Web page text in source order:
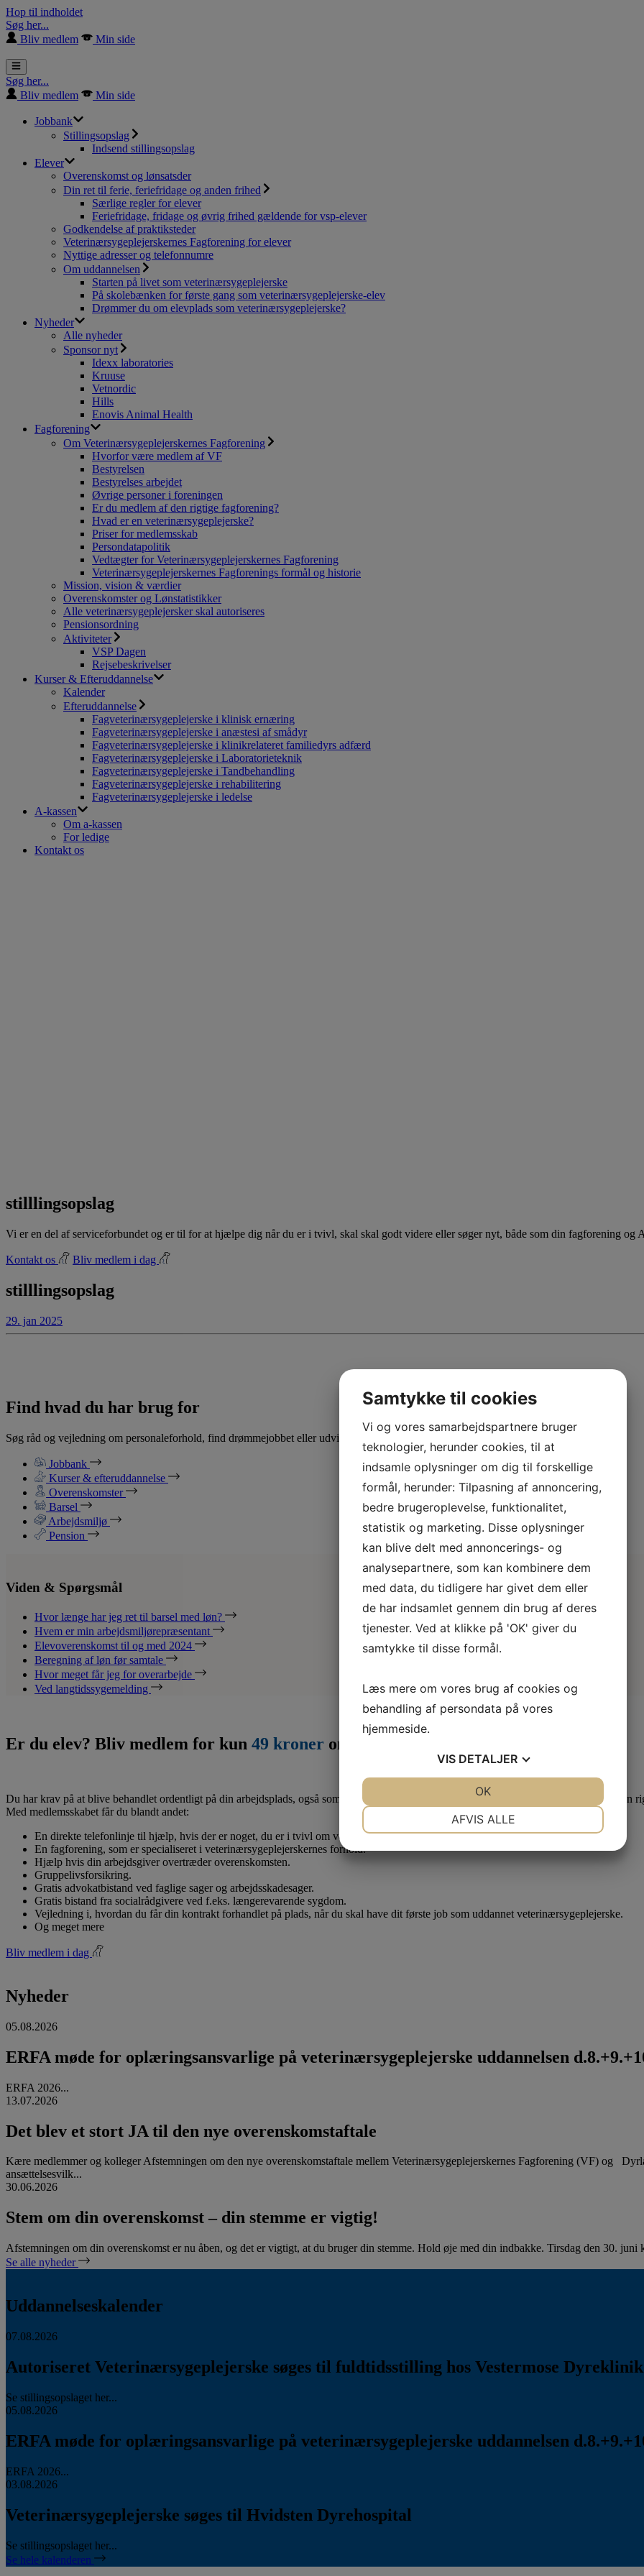
Hop til indholdet
Søg her...
Bliv medlem
Min side
Søg her...
Bliv medlem
Min side
Jobbank
Stillingsopslag
Indsend stillingsopslag
Elever
Overenskomst og lønsatsder
Din ret til ferie, feriefridage og anden frihed
Særlige regler for elever
Feriefridage, fridage og øvrig frihed gældende for vsp-elever
Godkendelse af praktiksteder
Veterinærsygeplejerskernes Fagforening for elever
Nyttige adresser og telefonnumre
Om uddannelsen
Starten på livet som veterinærsygeplejerske
På skolebænken for første gang som veterinærsygeplejerske-elev
Drømmer du om elevplads som veterinærsygeplejerske?
Nyheder
Alle nyheder
Sponsor nyt
Idexx laboratories
Kruuse
Vetnordic
Hills
Enovis Animal Health
Fagforening
Om Veterinærsygeplejerskernes Fagforening
Hvorfor være medlem af VF
Bestyrelsen
Bestyrelses arbejdet
Øvrige personer i foreningen
Er du medlem af den rigtige fagforening?
Hvad er en veterinærsygeplejerske?
Priser for medlemsskab
Persondatapolitik
Vedtægter for Veterinærsygeplejerskernes Fagforening
Veterinærsygeplejerskernes Fagforenings formål og historie
Mission, vision & værdier
Overenskomster og Lønstatistikker
Alle veterinærsygeplejersker skal autoriseres
Pensionsordning
Aktiviteter
VSP Dagen
Rejsebeskrivelser
Kurser & Efteruddannelse
Kalender
Efteruddannelse
Fagveterinærsygeplejerske i klinisk ernæring
Fagveterinærsygeplejerske i anæstesi af smådyr
Fagveterinærsygeplejerske i klinikrelateret familiedyrs adfærd
Fagveterinærsygeplejerske i Laboratorieteknik
Fagveterinærsygeplejerske i Tandbehandling
Fagveterinærsygeplejerske i rehabilitering
Fagveterinærsygeplejerske i ledelse
A-kassen
Om a-kassen
For ledige
Kontakt os
stilllingsopslag
Vi er en del af serviceforbundet og er til for at hjælpe dig når du er i tvivl, skal skal godt videre eller søger nyt, både som din fagforening og
Kontakt os Bliv medlem i dag
stilllingsopslag
29. jan 2025
Find hvad du har brug for
Søg råd og vejledning om personaleforhold, find drømmejobbet eller udvid din viden med specialiserede kurser.
Jobbank
Kurser & efteruddannelse
Overenskomster
Barsel
Arbejdsmiljø
Pension
Viden & Spørgsmål
Hvor længe har jeg ret til barsel med løn?
Hvem er min arbejdsmiljørepræsentant
Elevoverenskomst til og med 2024
Beregning af løn før samtale
Hvor meget får jeg for overarbejde
Ved langtidssygemelding
Er du elev? Bliv medlem for kun 49 kroner om måneden
Du har krav på at blive behandlet ordentligt på din arbejdsplads, også som lærling eller elev. Derfor er det en god idé at være medlem af en
Med medlemsskabet får du blandt andet:
En direkte telefonlinje til hjælp, hvis der er noget, du er i tvivl om vedr. dine løn- og arbejdsforhold.
En fagforening, som er specialiseret i veterinærsygeplejerskernes forhold.
Hjælp hvis din arbejdsgiver overtræder overenskomsten.
Gruppelivsforsikring.
Gratis advokatbistand ved faglige sager og arbejdsskadesager.
Gratis bistand fra socialrådgivere ved f.eks. længerevarende sygdom.
Vejledning i, hvordan du får din kontrakt forhandlet på plads, når du skal have dit første job som uddannet veterinærsygeplejerske.
Og meget mere
Bliv medlem i dag
Nyheder
05.08.2026
ERFA møde for oplæringsansvarlige på veterinærsygeplejerske uddannelsen
ERFA 2026...
13.07.2026
Det blev et stort JA til den nye overenskomstaftale
Kære medlemmer og kolleger Afstemningen om den nye overenskomstaftale mellem Veterinærsygeplejerskernes Fagforening (VF) og
ansættelsesvilk...
30.06.2026
Stem om din overenskomst – din stemme er vigtig!
Afstemningen om din overenskomst er nu åben, og det er vigtigt, at du bruger din stemme. Hold øje med din indbakke. Tirsdag den 30.
Se alle nyheder
Uddannelseskalender
07.08.2026
Autoriseret Veterinærsygeplejerske søges til fuldtidsstilling hos Vestermose
Se stillingsopslaget her...
05.08.2026
ERFA møde for oplæringsansvarlige på veterinærsygeplejerske uddannelsen
ERFA 2026...
03.08.2026
Veterinærsygeplejerske søges til Hvidsten Dyrehospital
Se stillingsopslaget her...
Se hele kalenderen
Samtykke til cookies
Vi og vores samarbejdspartnere bruger
teknologier, herunder cookies, til at
indsamle oplysninger om dig til forskellige
formål, herunder: Tilpasning af annoncering,
bedre brugeroplevelse, funktionalitet,
statistik og marketing. Disse oplysninger
kan blive delt med annoncerings- og
analysepartnere, som kan kombinere dem
med data, du tidligere har givet dem eller
de har indsamlet gennem din brug af deres
tjenester. Ved at klikke på 'OK' giver du
samtykke til disse formål.
Læs mere om vores brug af cookies og
behandling af persondata på vores
hjemmeside.
VIS DETALJER
AFVIS ALLE
OK